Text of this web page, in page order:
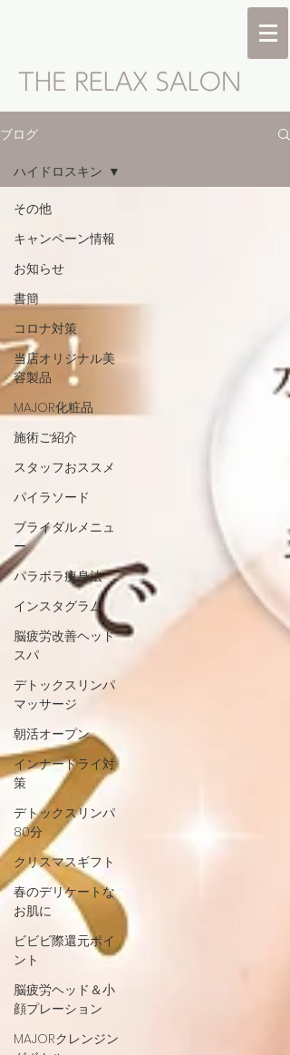
ブログ
その他
キャンペーン情報
お知らせ
書簡
コロナ対策
当店オリジナル美
容製品
MAJOR化粧品
施術ご紹介
スタッフおススメ
パイラソード
ブライダルメニュ
ー
パラボラ痩身法
インスタグラム
脳疲労改善ヘッド
スパ
デトックスリンパ
マッサージ
朝活オープン
インナードライ対
策
デトックスリンパ
80分
クリスマスギフト
春のデリケートな
お肌に
ビビビ際還元ポイ
ント
脳疲労ヘッド＆小
顔プレーション
MAJORクレンジン
ハイドロスキン